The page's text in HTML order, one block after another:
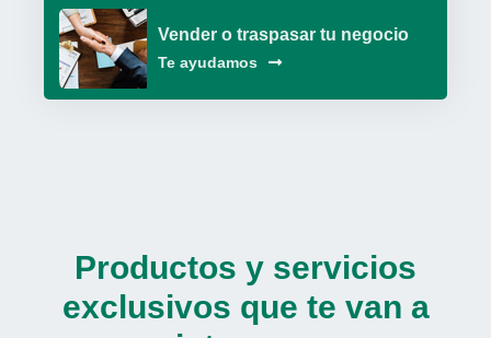
Vender o traspasar tu negocio
Te ayudamos
Productos y servicios
exclusivos que te van a